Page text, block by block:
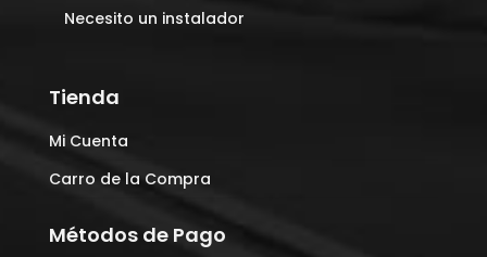
Necesito un instalador
Tienda
Mi Cuenta
Carro de la Compra
Métodos de Pago